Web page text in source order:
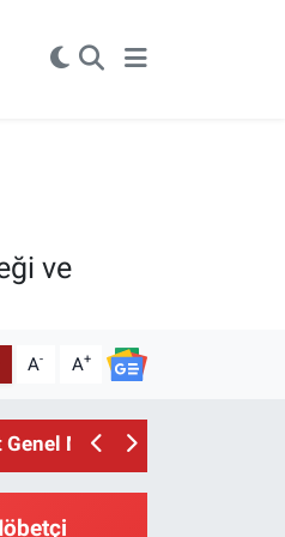
ve
A- A+
Meşhur Buğday Meydanı